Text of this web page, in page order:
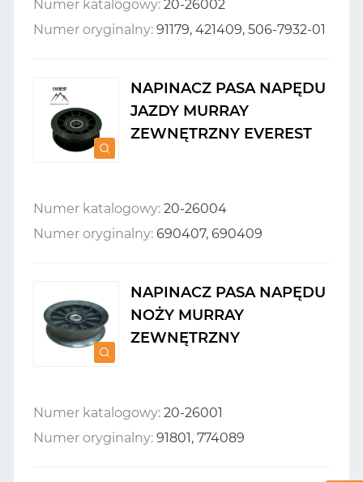
Numer katalogowy: 20-26002
Numer oryginalny: 91179, 421409, 506-7932-01
NAPINACZ PASA NAPĘDU
JAZDY MURRAY
ZEWNĘTRZNY EVEREST
Numer katalogowy: 20-26004
Numer oryginalny: 690407, 690409
NAPINACZ PASA NAPĘDU
NOŻY MURRAY
ZEWNĘTRZNY
Numer katalogowy: 20-26001
Numer oryginalny: 91801, 774089